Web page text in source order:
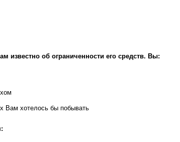
известно об ограниченности его средств. Вы:
Вам хотелось бы побывать